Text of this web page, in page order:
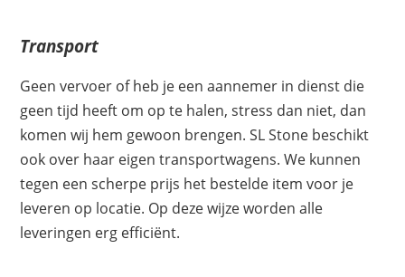
Transport
Geen vervoer of heb je een aannemer in dienst die
geen tijd heeft om op te halen, stress dan niet, dan
komen wij hem gewoon brengen. SL Stone beschikt
ook over haar eigen transportwagens. We kunnen
tegen een scherpe prijs het bestelde item voor je
leveren op locatie. Op deze wijze worden alle
leveringen erg efficiënt.